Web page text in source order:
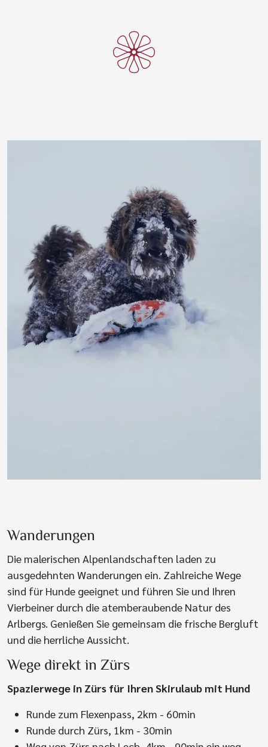
Wanderungen
Die malerischen Alpenlandschaften laden zu
ausgedehnten Wanderungen ein. Zahlreiche Wege
sind für Hunde geeignet und führen Sie und Ihren
Vierbeiner durch die atemberaubende Natur des
Arlbergs. Genießen Sie gemeinsam die frische Bergluft
und die herrliche Aussicht.
Wege direkt in Zürs
Spazierwege in Zürs für Ihren Skirulaub mit Hund
Runde zum Flexenpass, 2km - 60min
Runde durch Zürs, 1km - 30min